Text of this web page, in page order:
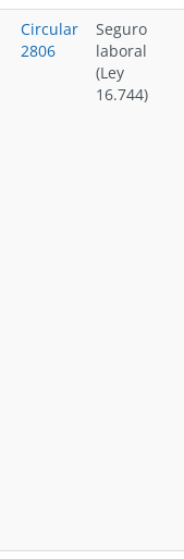
Circular
2806
Seguro
laboral
(Ley
16.744)